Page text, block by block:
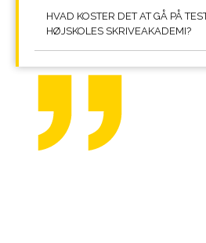
HVAD KOSTER DET AT GÅ PÅ
HØJSKOLES SKRIVEAKADEMI?